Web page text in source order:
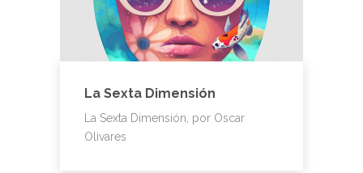
La Sexta Dimensión
La Sexta Dimensión, por Oscar
Olivares